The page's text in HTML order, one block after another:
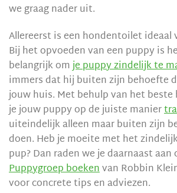
we graag nader uit.
Allereerst is een hondentoilet ideaal
Bij het opvoeden van een puppy is
belangrijk omje puppy zindelijk te
immers dat hij buiten zijn behoefte
jouw huis. Met behulp van het
je jouw puppy op de juiste manier
uiteindelijk alleen maar buiten zijn
doen. Heb je moeite met het
pup? Dan raden we je daarnaast aan
Puppygroep boekenvan Robbin
voor concrete tips en adviezen.